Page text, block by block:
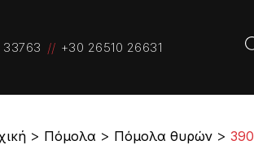
33763 +30 26510 26631
Πόμολα Πόμολα θυρών 390